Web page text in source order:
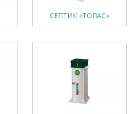
СЕПТИК «ТОПАС»